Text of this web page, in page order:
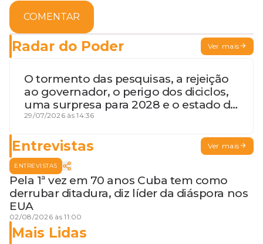
COMENTAR
Radar do Poder Ver mais
O tormento das pesquisas, a rejeição
ao governador, o perigo dos diciclos,
uma surpresa para 2028 e o estado de
terceira guerra mundial
29/07/2026 às 14:36
Entrevistas Ver mais
ENTREVISTAS
Pela 1ª vez em 70 anos Cuba tem como
derrubar ditadura, diz líder da diáspora nos
EUA
02/08/2026 às 11:00
Mais Lidas